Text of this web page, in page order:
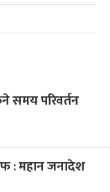
समय परिवर्तन
: महान जनादेश